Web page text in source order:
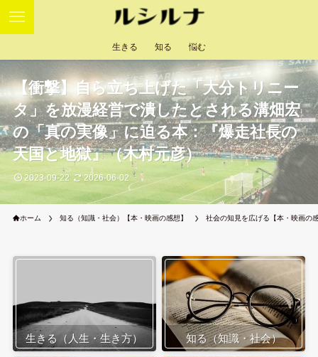
生きる 知る 悩む
【衝撃】自ら立ち上げた「大分トリニー
タ」を放漫経営で潰したとされる溝畑宏
の「真の実像」に迫る本：『爆走社長の
天国と地獄』（木村元彦）
2023-09-22 2026-06-02
ホーム 知る（知識・社会）【本・映画の感想】 社会の知見を広げる【本・映画の
生きる（人生・生き方） 知る（知識・社会）